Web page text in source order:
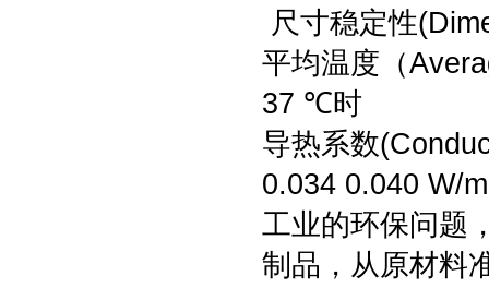
尺寸稳定性
平均温度（
37 ℃时
导热系数
0.034 0.040 W/
工业的环保问题
制品，从原材料